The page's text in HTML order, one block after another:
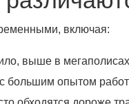
включая:
выше в
большим опытом